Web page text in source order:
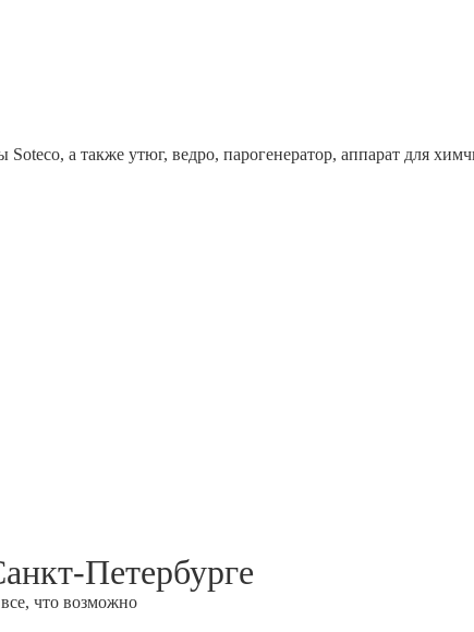
а также утюг, ведро, парогенератор, аппарат для
Петербурге
что возможно